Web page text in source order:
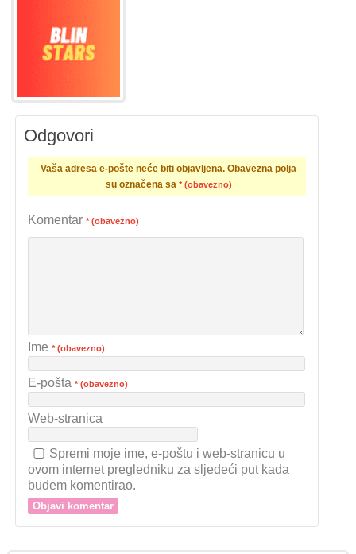
Odgovori
Vaša adresa e-pošte neće biti objavljena. Obavezna polja
su označena sa * (obavezno)
Komentar * (obavezno)
Ime * (obavezno)
E-pošta * (obavezno)
Web-stranica
Spremi moje ime, e-poštu i web-stranicu u
ovom internet pregledniku za sljedeći put kada
budem komentirao.